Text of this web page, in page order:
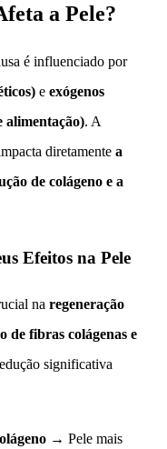
a Pele?
é influenciado por
e exógenos
alimentação). A
diretamente a
de colágeno e a
Efeitos na Pele
na regeneração
de fibras colágenas e
significativa
→ Pele mais